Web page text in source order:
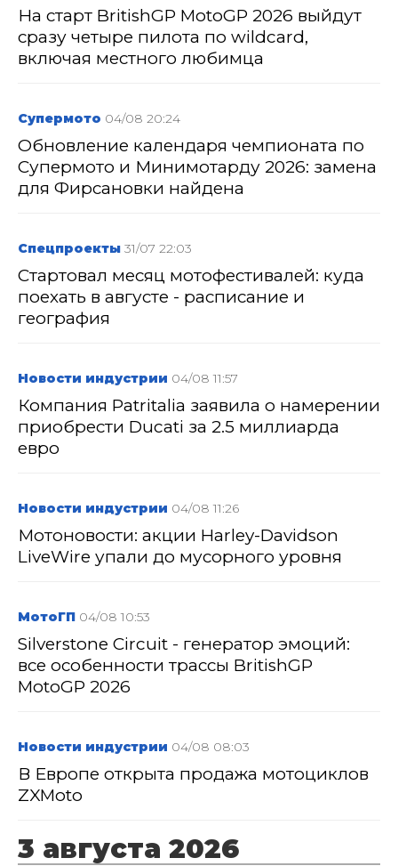
На старт BritishGP MotoGP 2026 выйдут
сразу четыре пилота по wildcard,
включая местного любимца
Супермото 04/08 20:24
Обновление календаря чемпионата по
Супермото и Минимотарду 2026: замена
для Фирсановки найдена
Спецпроекты 31/07 22:03
Стартовал месяц мотофестивалей: куда
поехать в августе - расписание и
география
Новости индустрии 04/08 11:57
Компания Patritalia заявила о намерении
приобрести Ducati за 2.5 миллиарда
евро
Новости индустрии 04/08 11:26
Мотоновости: акции Harley-Davidson
LiveWire упали до мусорного уровня
МотоГП 04/08 10:53
Silverstone Circuit - генератор эмоций:
все особенности трассы BritishGP
MotoGP 2026
Новости индустрии 04/08 08:03
В Европе открыта продажа мотоциклов
ZXMoto
3 августа 2026